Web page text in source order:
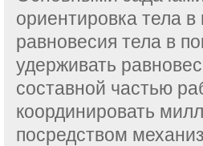
ориентировка тела
равновесия тела в
удерживать
составной частью
координировать
посредством